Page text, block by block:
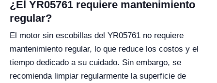
¿El YR05761 requiere mantenimiento
regular?
El motor sin escobillas del YR05761 no requiere
mantenimiento regular, lo que reduce los costos y el
tiempo dedicado a su cuidado. Sin embargo, se
recomienda limpiar regularmente la superficie de